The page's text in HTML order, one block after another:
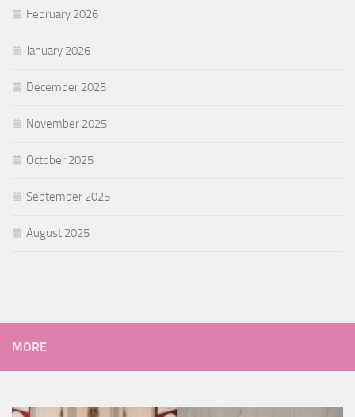
February 2026
January 2026
December 2025
November 2025
October 2025
September 2025
August 2025
MORE